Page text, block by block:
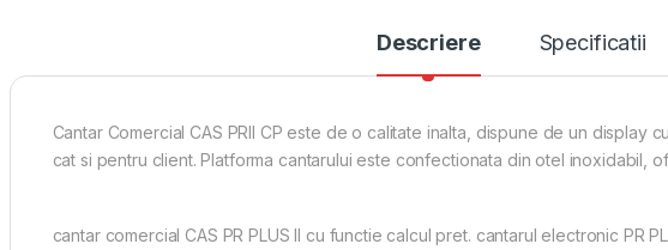
Descriere Specificatii
Cantar Comercial CAS PRII CP este de o calitate inalta, dispune de un
cat si pentru client. Platforma cantarului este confectionata din otel inoxidabil,
cantar comercial CAS PR PLUS II cu functie calcul pret. cantarul electronic PR